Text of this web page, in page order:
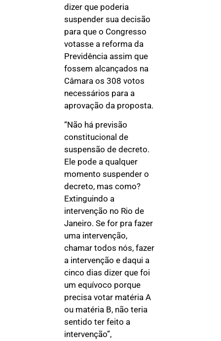
dizer que poderia
suspender sua decisão
para que o Congresso
votasse a reforma da
Previdência assim que
fossem alcançados na
Câmara os 308 votos
necessários para a
aprovação da proposta.
“Não há previsão
constitucional de
suspensão de decreto.
Ele pode a qualquer
momento suspender o
decreto, mas como?
Extinguindo a
intervenção no Rio de
Janeiro. Se for pra fazer
uma intervenção,
chamar todos nós, fazer
a intervenção e daqui a
cinco dias dizer que foi
um equívoco porque
precisa votar matéria A
ou matéria B, não teria
sentido ter feito a
intervenção”,